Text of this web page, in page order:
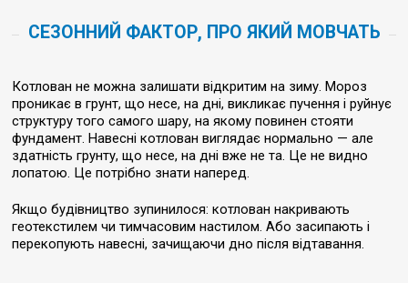
СЕЗОННИЙ ФАКТОР, ПРО ЯКИЙ МОВЧАТЬ
Котлован не можна залишати відкритим на зиму. Мороз
проникає в грунт, що несе, на дні, викликає пучення і руйнує
структуру того самого шару, на якому повинен стояти
фундамент. Навесні котлован виглядає нормально — але
здатність грунту, що несе, на дні вже не та. Це не видно
лопатою. Це потрібно знати наперед.
Якщо будівництво зупинилося: котлован накривають
геотекстилем чи тимчасовим настилом. Або засипають і
перекопують навесні, зачищаючи дно після відтавання.